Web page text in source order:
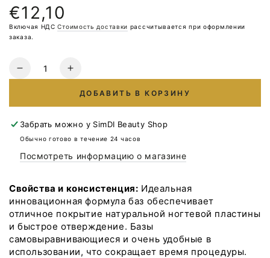
Обычная
цена
€12,10
Включая НДССтоимость доставки рассчитывается при оформлении
заказа.
Количество
Уменьшите
Cover
Base
Метеоритный
ФОРМУЛА
12
мл
Увеличьте
для
Cover
Base
Метеоритный
ФОРМУЛА
12
мл
ДОБАВИТЬ В КОРЗИНУ
Забрать можно у SimDI Beauty Shop
Обычно готово в течение 24 часов
Посмотреть информацию о магазине
Свойства и консистенция: Идеальная
инновационная формула баз обеспечивает
отличное покрытие натуральной ногтевой пластины
и быстрое отверждение. Базы
самовыравнивающиеся и очень удобные в
использовании, что сокращает время процедуры.